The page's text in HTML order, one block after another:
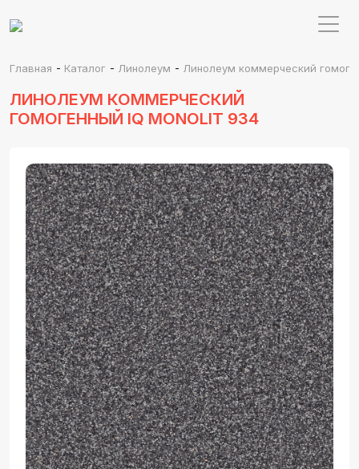
Главная - Каталог - Линолеум - Линолеум коммерческий
ЛИНОЛЕУМ КОММЕРЧЕСКИЙ
ГОМОГЕННЫЙ IQ MONOLIT 934